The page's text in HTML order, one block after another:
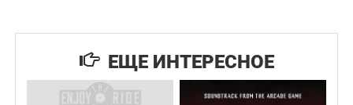
ЕЩЕ ИНТЕРЕСНОЕ